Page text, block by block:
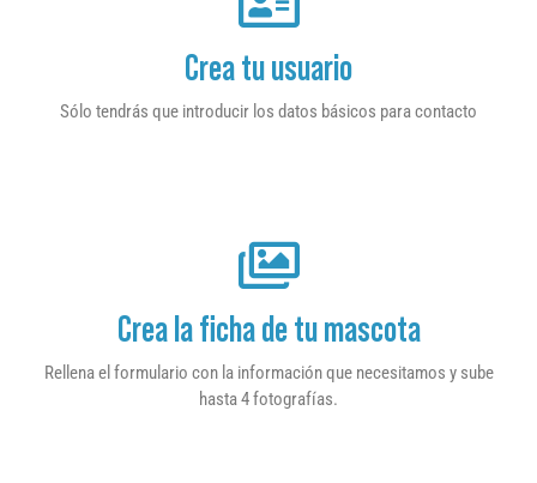
Crea tu usuario
Sólo tendrás que introducir los datos básicos para contacto
Crea la ficha de tu mascota
Rellena el formulario con la información que necesitamos y sube
hasta 4 fotografías.